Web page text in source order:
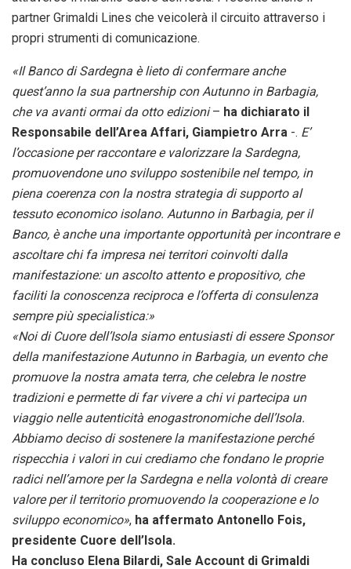
partner Grimaldi Lines che veicolerà il circuito attraverso i
propri strumenti di comunicazione.
«Il Banco di Sardegna è lieto di confermare anche
quest’anno la sua partnership con Autunno in Barbagia,
che va avanti ormai da otto edizioni– ha dichiarato il
Responsabile dell’Area Affari, Giampietro Arra -. E’
l’occasione per raccontare e valorizzare la Sardegna,
promuovendone uno sviluppo sostenibile nel tempo, in
piena coerenza con la nostra strategia di supporto al
tessuto economico isolano. Autunno in Barbagia, per il
Banco, è anche una importante opportunità per incontrare e
ascoltare chi fa impresa nei territori coinvolti dalla
manifestazione: un ascolto attento e propositivo, che
faciliti la conoscenza reciproca e l’offerta di consulenza
sempre più specialistica:»
«Noi di Cuore dell’Isola siamo entusiasti di essere Sponsor
della manifestazione Autunno in Barbagia, un evento che
promuove la nostra amata terra, che celebra le nostre
tradizioni e permette di far vivere a chi vi partecipa un
viaggio nelle autenticità enogastronomiche dell’Isola.
Abbiamo deciso di sostenere la manifestazione perché
rispecchia i valori in cui crediamo che fondano le proprie
radici nell’amore per la Sardegna e nella volontà di creare
valore per il territorio promuovendo la cooperazione e lo
sviluppo economico», ha affermato Antonello Fois,
presidente Cuore dell’Isola.
Ha concluso Elena Bilardi, Sale Account di Grimaldi